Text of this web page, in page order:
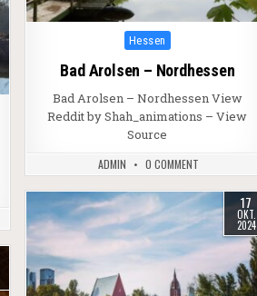
Posted in
Hessen
Bad Arolsen – Nordhessen
Bad Arolsen – Nordhessen View
Reddit by Shah_animations – View
Source
ADMIN 0 COMMENT
17
OKT.
2024